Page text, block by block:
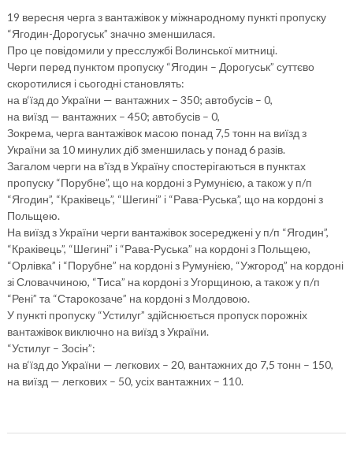
19 вересня черга з вантажівок у міжнародному пункті пропуску
“Ягодин-Дорогуськ” значно зменшилася.
Про це повідомили у пресслужбі Волинської митниці.
Черги перед пунктом пропуску “Ягодин – Дорогуськ” суттєво
скоротилися і сьогодні становлять:
на в‘їзд до України — вантажних – 350; автобусів – 0,
на виїзд — вантажних – 450; автобусів – 0,
Зокрема, черга вантажівок масою понад 7,5 тонн на виїзд з
України за 10 минулих діб зменшилась у понад 6 разів.
Загалом черги на в’їзд в Україну спостерігаються в пунктах
пропуску “Порубне”, що на кордоні з Румунією, а також у п/п
“Ягодин”, “Краківець”, “Шегині” і “Рава-Руська”, що на кордоні з
Польщею.
На виїзд з України черги вантажівок зосереджені у п/п “Ягодин”,
“Краківець”, “Шегині” і “Рава-Руська” на кордоні з Польщею,
“Орлівка” і “Порубне” на кордоні з Румунією, “Ужгород” на кордоні
зі Словаччиною, “Тиса” на кордоні з Угорщиною, а також у п/п
“Рені” та “Старокозаче” на кордоні з Молдовою.
У пункті пропуску “Устилуг” здійснюється пропуск порожніх
вантажівок виключно на виїзд з України.
“Устилуг – Зосін”:
на в‘їзд до України — легкових – 20, вантажних до 7,5 тонн – 150,
на виїзд — легкових – 50, усіх вантажних – 110.